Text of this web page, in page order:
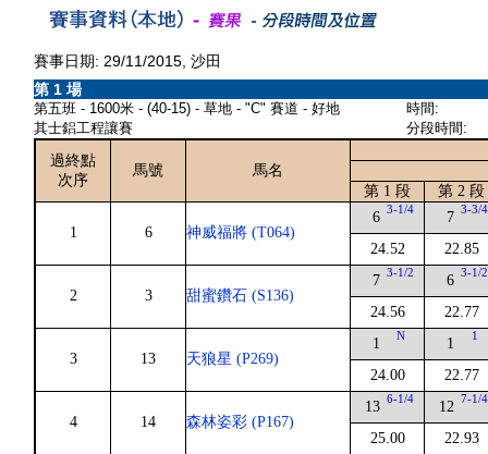
賽事日期: 29/11/2015, 沙田
第 1 場
第五班 - 1600米 - (40-15) - 草地 - "C" 賽道 - 好地
其士鋁工程讓賽
時間:
分段時間:
過終點
次序
馬號
馬名
第 1 段
第 2 段
1 6 神威福將 (T064)
6 3-1/4
24.52
7 3-3/4
22.85
2 3 甜蜜鑽石 (S136)
7 3-1/2
24.56
6 3-1/2
22.77
3 13 天狼星 (P269)
1 N
24.00
1 1
22.77
4 14 森林姿彩 (P167)
13 6-1/4
25.00
12 7-1/4
22.93